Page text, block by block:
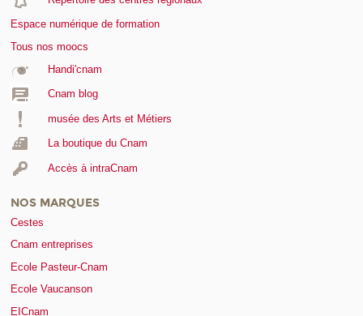
Espace numérique de formation
Tous nos moocs
Handi'cnam
Cnam blog
musée des Arts et Métiers
La boutique du Cnam
Accès à intraCnam
NOS MARQUES
Cestes
Cnam entreprises
Ecole Pasteur-Cnam
Ecole Vaucanson
EICnam